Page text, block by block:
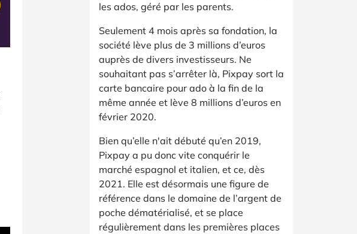
les ados, géré par les parents.
Seulement 4 mois après sa fondation, la
société lève plus de 3 millions d’euros
auprès de divers investisseurs. Ne
souhaitant pas s’arrêter là, Pixpay sort la
carte bancaire pour ado à la fin de la
même année et lève 8 millions d’euros en
février 2020.
Bien qu’elle n'ait débuté qu’en 2019,
Pixpay a pu donc vite conquérir le
marché espagnol et italien, et ce, dès
2021. Elle est désormais une figure de
référence dans le domaine de l’argent de
poche dématérialisé, et se place
régulièrement dans les premières places